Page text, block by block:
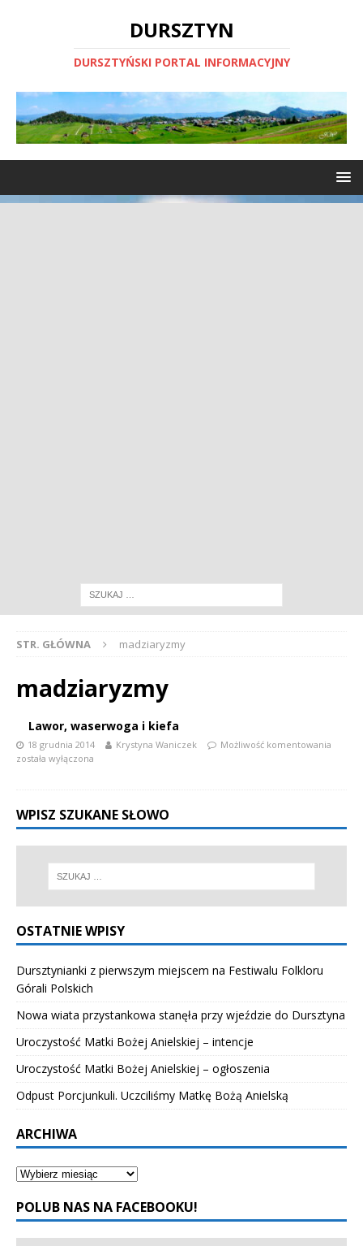
DURSZTYN
DURSZTYŃSKI PORTAL INFORMACYJNY
STR. GŁÓWNA madziaryzmy
madziaryzmy
Lawor, waserwoga i kiefa
18 grudnia 2014 Krystyna Waniczek
Możliwość komentowania
została wyłączona
WPISZ SZUKANE SŁOWO
OSTATNIE WPISY
Dursztynianki z pierwszym miejscem na Festiwalu Folkloru
Górali Polskich
Nowa wiata przystankowa stanęła przy wjeździe do Dursztyna
Uroczystość Matki Bożej Anielskiej – intencje
Uroczystość Matki Bożej Anielskiej – ogłoszenia
Odpust Porcjunkuli. Uczciliśmy Matkę Bożą Anielską
ARCHIWA
POLUB NAS NA FACEBOOKU!